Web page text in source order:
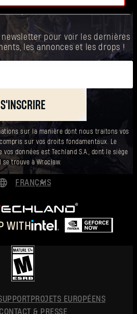
?
pour voir les dernières
les annonces et les drops !
S'INSCRIRE
sur la manière dont nous traitons vos
sur vos droits fondamentaux. Le
données est Techland S.A., dont le siège
se trouve à Wrocław.
WITH
FRANÇAIS
POLSKI
简体中文
PROJETS EUROPÉENS
CONTACT & PRESSE
Mot de passe oublié ?
SUBMIT
un compte .